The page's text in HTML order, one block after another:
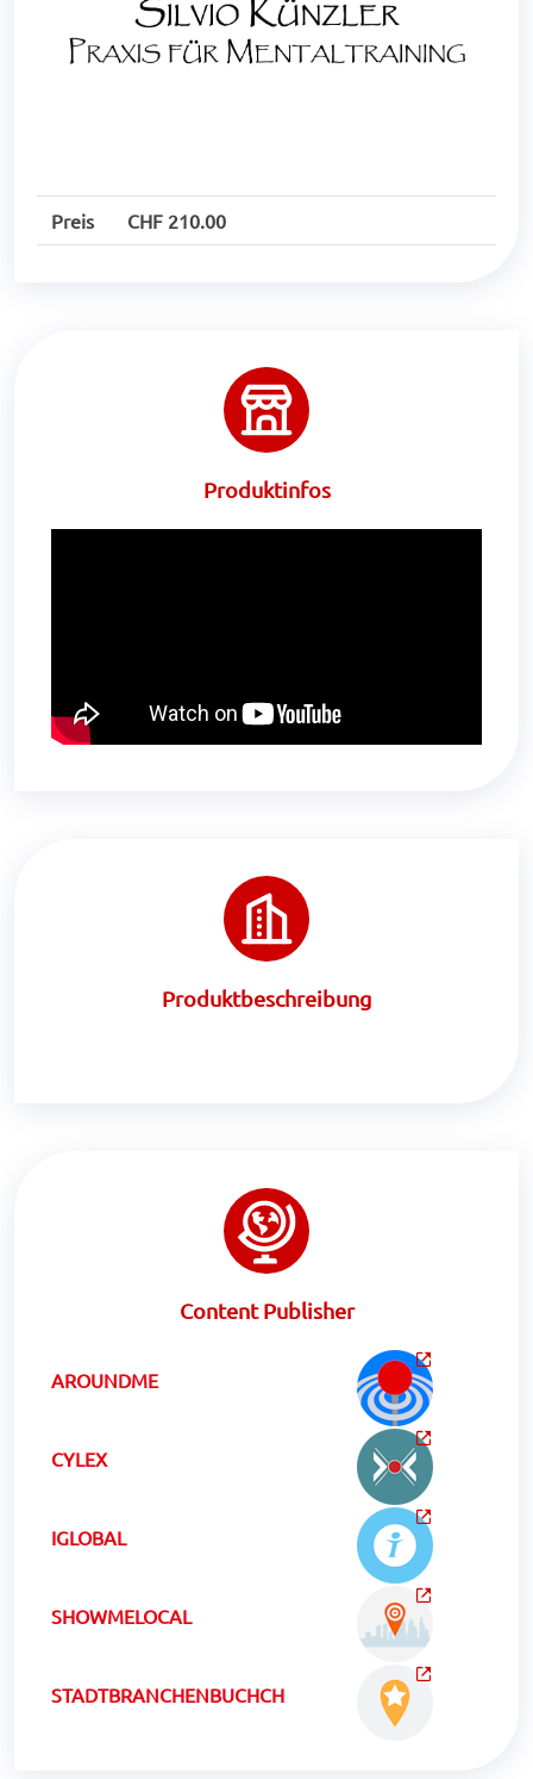
Preis CHF 210.00
Produktinfos
Produktbeschreibung
Content Publisher
AROUNDME
CYLEX
IGLOBAL
SHOWMELOCAL
STADTBRANCHENBUCHCH